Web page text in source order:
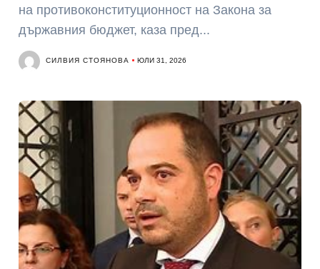
на противоконституционност на Закона за
държавния бюджет, каза пред...
СИЛВИЯ СТОЯНОВА ЮЛИ 31, 2026